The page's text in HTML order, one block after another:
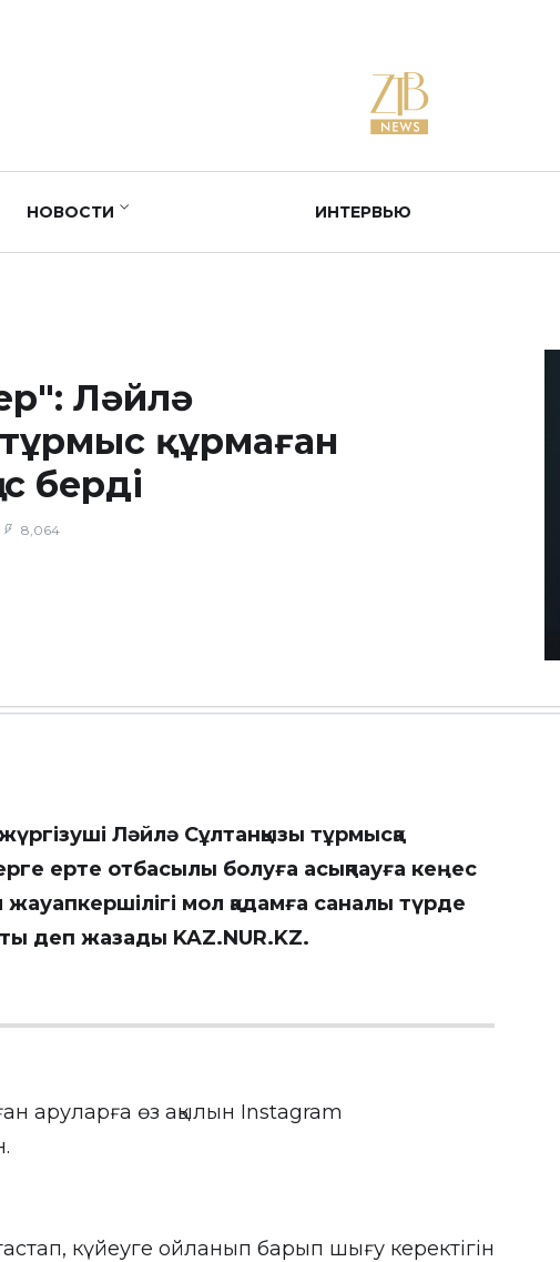
НОВОСТИ ИНТЕРВЬЮ
Ләйлә
құрмаған
берді
8,064
Ләйлә Сұлтанқызы тұрмысқа
ерте отбасылы болуға асықпауға кеңес
мол қадамға саналы түрде
деп жазады KAZ.NUR.KZ.
аруларға өз ақылын Instagram
күйеуге ойланып барып шығу керектігін